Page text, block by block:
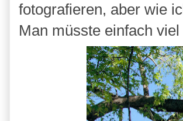
fotografieren, aber wie
Man müsste einfach